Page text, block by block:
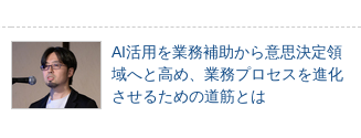
AI活用を業務補助から意思決定領
域へと高め、業務プロセスを進化
させるための道筋とは